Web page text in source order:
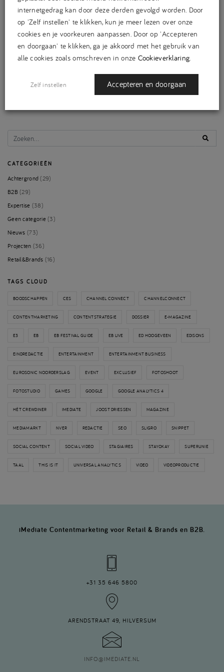
Sligro. Inhoudelijk is alles goedgekeurd door de klant, volgende week
gaat het nummer naar de drukker. De fase van de puntjes op de…
LEES VERDER
CATEGORIEËN
Achtergrond (29)
B2B(29)
Expertise (38)
Geen categorie (3)
Nieuws (73)
Projecten (36)
Retail&Brands (16)
TAGS CLOUD
BOODSCHAPPEN CES CHANNEL CONNECT CHANNELCONNECT
CONTENTMARKETING CONTENTSTRATEGIE DOSSIER E-MAGAZINE
E3 EB EB FESTIVAL GUIDE EB LIVE ED HOOGEVEEN EDISONS
EINDREDACTIE ENTERTAINMENT ENTERTAINMENT BUSINESS
EUROSONIC NOORDERSLAG EVENT EXCLUSIEF FOTOSHOOT
FOTOSTUDIO GAMES GOOGLE GOOGLE ANALYTICS 4
HÉT CREWDINER IMEDIATE JOOST DRIESSEN MAGAZINE
MEDIAMARKT NVER REDACTIE SEO SLIGRO SNIPPET
SOCIAL CONTENT SOCIAL VIDEO STAGIAIRES STAYOKAY SUPERUNIE
TAAL THIS IS IT UNIVERSAL ANALYTICS VIDEO VIDEOPRODUCTIE
iMediate Contentmarketing voor Retail & Brands en B2B.
+31 35 646 5800
ARENDSTRAAT 49, HILVERSUM
INFO@ IMEDIATE.NL
internetgedrag kan door deze derden gevolgd worden. Door
op 'Zelf instellen' te klikken, kun je meer lezen over onze
cookies en je voorkeuren aanpassen. Door op 'Accepteren
en doorgaan' te klikken, ga je akkoord met het gebruik van
alle cookies zoals omschreven in onze Cookieverklaring.
Zelf instellen Accepteren en doorgaan